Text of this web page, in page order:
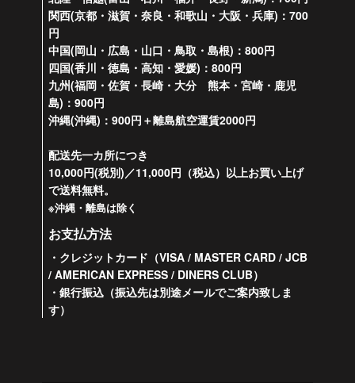
関西(京都・滋賀・奈良・和歌山・大阪・兵庫)：700
円
中国(岡山・広島・山口・鳥取・島根)：800円
四国(香川・徳島・高知・愛媛)：800円
九州(福岡・佐賀・長崎・大分 熊本・宮崎・鹿児
島)：900円
沖縄(沖縄)：900円＋離島航空運賃2000円
配送先一カ所につき
10,000円(税別)／11,000円（税込）以上お買い上げ
で送料無料。
※沖縄・離島は除く
お支払方法
・クレジットカード（VISA / MASTER CARD / JCB
/ AMERICAN EXPRESS / DINERS CLUB）
・銀行振込（振込先は別途メールでご案内致しま
す）